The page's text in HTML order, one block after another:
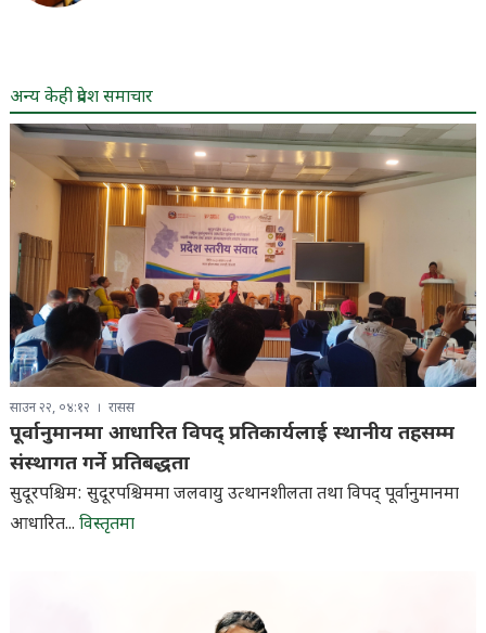
अन्य केही प्रदेश समाचार
साउन २२, ०४:१२ रासस
पूर्वानुमानमा आधारित विपद् प्रतिकार्यलाई स्थानीय तहसम्म
संस्थागत गर्ने प्रतिबद्धता
सुदूरपश्चिम: सुदूरपश्चिममा जलवायु उत्थानशीलता तथा विपद् पूर्वानुमानमा
आधारित... विस्तृतमा